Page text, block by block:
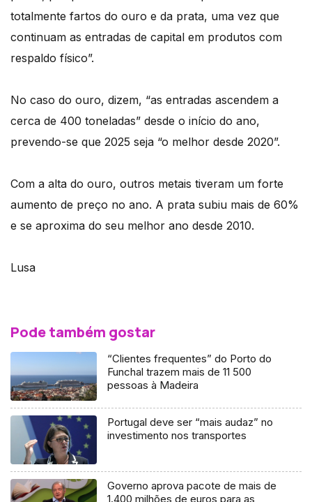
totalmente fartos do ouro e da prata, uma vez que
continuam as entradas de capital em produtos com
respaldo físico”.
No caso do ouro, dizem, “as entradas ascendem a
cerca de 400 toneladas” desde o início do ano,
prevendo-se que 2025 seja “o melhor desde 2020”.
Com a alta do ouro, outros metais tiveram um forte
aumento de preço no ano. A prata subiu mais de 60%
e se aproxima do seu melhor ano desde 2010.
Lusa
Pode também gostar
“Clientes frequentes” do Porto do
Funchal trazem mais de 11 500
pessoas à Madeira
Portugal deve ser “mais audaz” no
investimento nos transportes
Governo aprova pacote de mais de
1.400 milhões de euros para as